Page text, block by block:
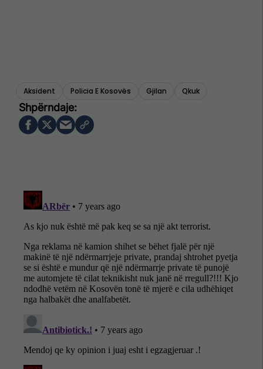
Aksident Policia E Kosovës Gjilan Qkuk